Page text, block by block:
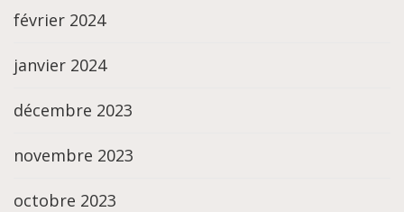
février 2024
janvier 2024
décembre 2023
novembre 2023
octobre 2023